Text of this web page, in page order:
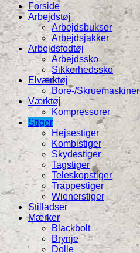
Forside
Arbejdstøj
Arbejdsbukser
Arbejdsjakker
Arbejdsfodtøj
Arbejdssko
Sikkerhedssko
Elværktøj
Bore-/Skruemaskiner
Værktøj
Kompressorer
Stiger
Hejsestiger
Kombistiger
Skydestiger
Tagstiger
Teleskopstiger
Trappestiger
Wienerstiger
Stilladser
Mærker
Blackbolt
Brynje
Dolle